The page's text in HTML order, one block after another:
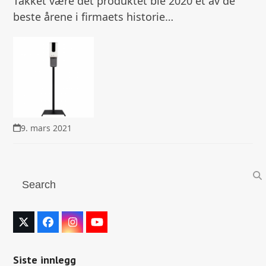
beste årene i firmaets historie…
9. mars 2021
Search
Twitter
(deprecated)
FacebookInstagram
YouTube
Siste innlegg